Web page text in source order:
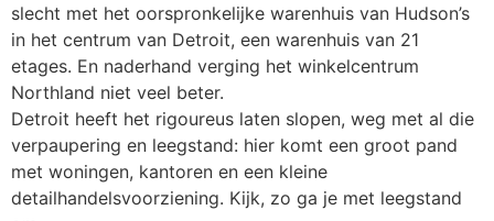
slecht met het oorspronkelijke warenhuis van Hudson’s
in het centrum van Detroit, een warenhuis van 21
etages. En naderhand verging het winkelcentrum
Northland niet veel beter.
Detroit heeft het rigoureus laten slopen, weg met al die
verpaupering en leegstand: hier komt een groot pand
met woningen, kantoren en een kleine
detailhandelsvoorziening. Kijk, zo ga je met leegstand